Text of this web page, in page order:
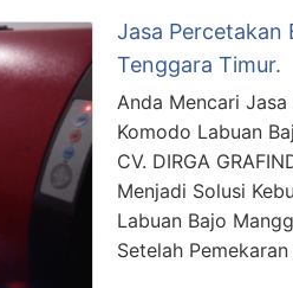
Jasa Percetakan
Tenggara Timur.
Anda Mencari
Komodo Labuan
CV. DIRGA
Menjadi Solusi
Labuan Bajo
Setelah